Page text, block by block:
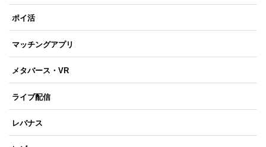
ポイ活
マッチングアプリ
メタバース・VR
ライブ配信
レバナス